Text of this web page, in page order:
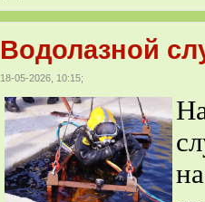
Водолазной
18-05-2026, 10:15;